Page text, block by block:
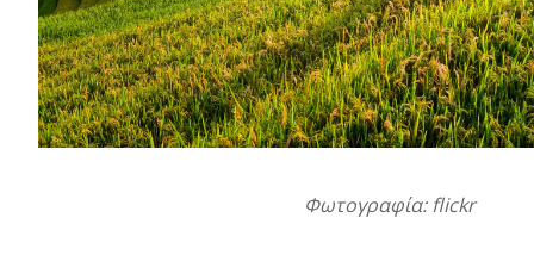
Φωτογραφία: flickr